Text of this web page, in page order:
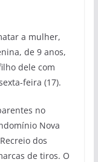
a mulher,
de 9 anos,
dele com
feira (17).
no
Nova
dos
de tiros. O